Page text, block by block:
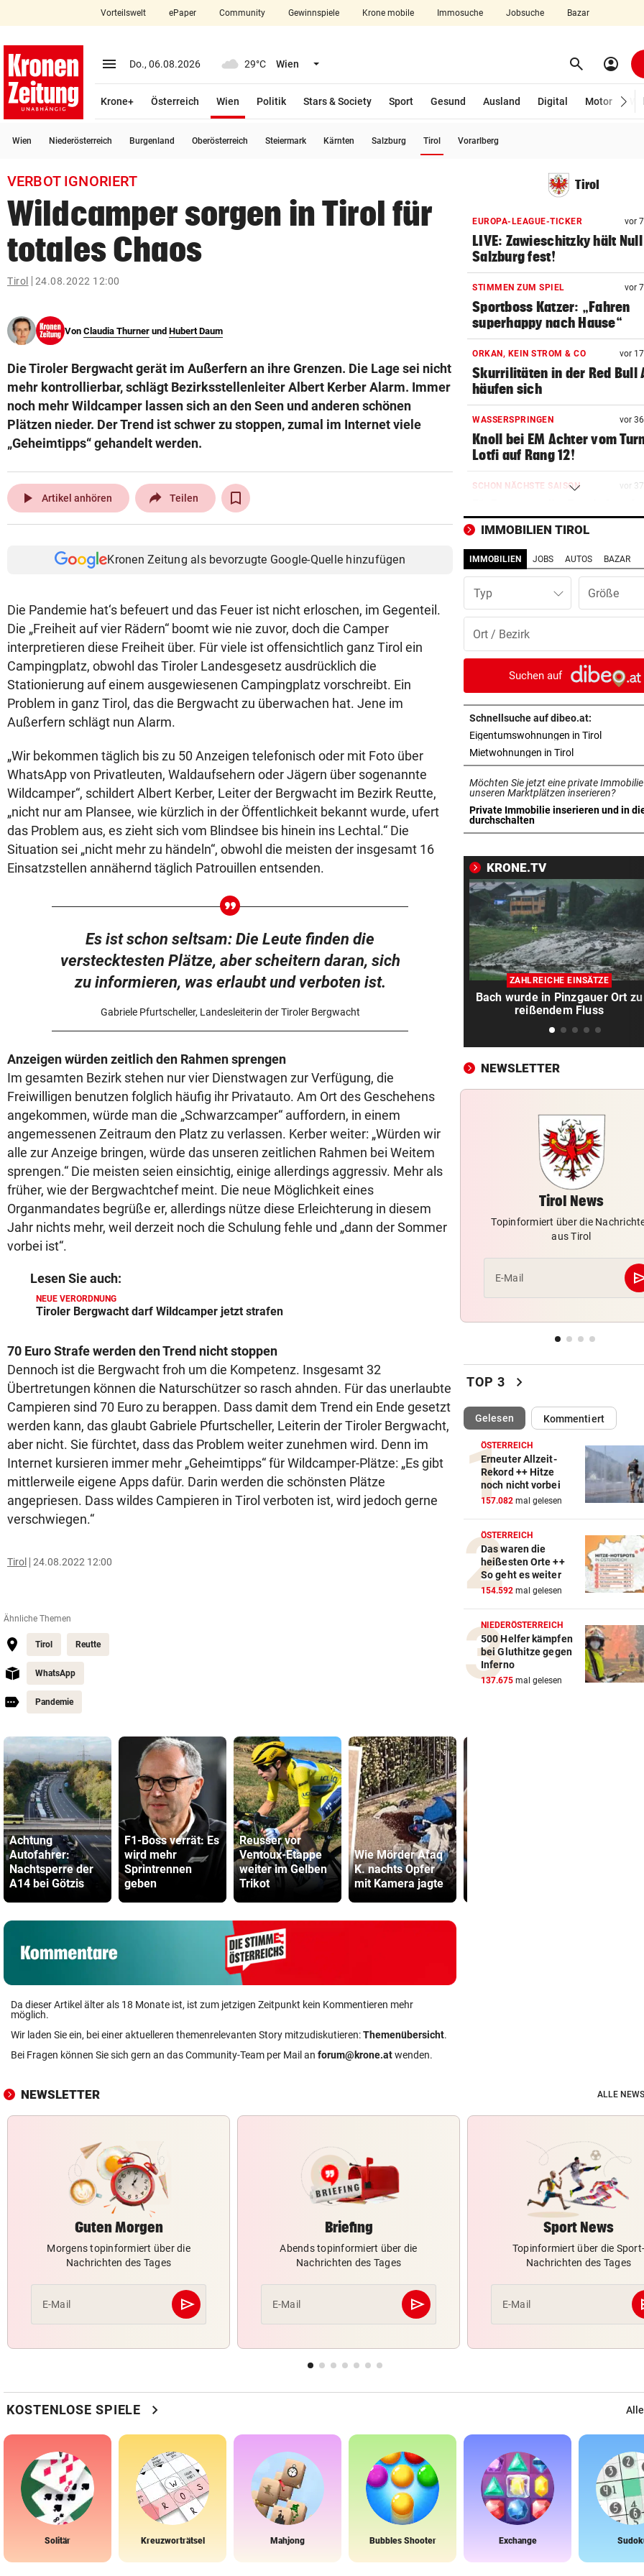
closeSchließen
account_circle Anmelden
arrow_right
bookmark
search
Suchbegriff
eingeben
© Krone Multimedia GmbH & Co KG 2026
Vorteilswelt ePaper Community Gewinnspiele Krone mobile Immosuche Jobsuche Bazar
menu Menü aufklappen
Do., 06.08.2026 29°C Wien Menü aufklappen search Suchen
account_circle
Krone+ Österreich Wien
Politik
Stars & Society Sport Gesund Ausland Digital Motor
Wien Niederösterreich Burgenland Oberösterreich Steiermark Kärnten Salzburg Tirol Vorarlberg
VERBOT IGNORIERT
Wildcamper sorgen in Tirol für
totales Chaos
Tirol 24.08.2022 12:00
Von Claudia Thurner und Hubert Daum
Die Tiroler Bergwacht gerät im Außerfern an ihre Grenzen. Die Lage sei nicht
mehr kontrollierbar, schlägt Bezirksstellenleiter Albert Kerber Alarm. Immer
noch mehr Wildcamper lassen sich an den Seen und anderen schönen
Plätzen nieder. Der Trend ist schwer zu stoppen, zumal im Internet viele
„Geheimtipps“ gehandelt werden.
play_arrow Artikel anhören Teilen
Kronen Zeitung als bevorzugte Google-Quelle hinzufügen
Die Pandemie hat‘s befeuert und das Feuer ist nicht erloschen, im Gegenteil.
Die „Freiheit auf vier Rädern“ boomt wie nie zuvor, doch die Camper
interpretieren diese Freiheit über. Für viele ist offensichtlich ganz Tirol ein
Campingplatz, obwohl das Tiroler Landesgesetz ausdrücklich die
Stationierung auf einem ausgewiesenen Campingplatz vorschreibt. Ein
Problem in ganz Tirol, das die Bergwacht zu überwachen hat. Jene im
Außerfern schlägt nun Alarm.
„Wir bekommen täglich bis zu 50 Anzeigen telefonisch oder mit Foto über
WhatsApp von Privatleuten, Waldaufsehern oder Jägern über sogenannte
Wildcamper“, schildert Albert Kerber, Leiter der Bergwacht im Bezirk Reutte,
„nicht nur am Plansee, wie kürzlich in der Öffentlichkeit bekannt wurde, ufert
das Problem aus, es zieht sich vom Blindsee bis hinein ins Lechtal.“ Die
Situation sei „nicht mehr zu händeln“, obwohl die meisten der insgesamt 16
Einsatzstellen annähernd täglich Patrouillen entsenden.
Es ist schon seltsam: Die Leute finden die
verstecktesten Plätze, aber scheitern daran, sich
zu informieren, was erlaubt und verboten ist.
Gabriele Pfurtscheller, Landesleiterin der Tiroler Bergwacht
Anzeigen würden zeitlich den Rahmen sprengen
Im gesamten Bezirk stehen nur vier Dienstwagen zur Verfügung, die
Freiwilligen benutzen folglich häufig ihr Privatauto. Am Ort des Geschehens
angekommen, würde man die „Schwarzcamper“ auffordern, in einem
angemessenen Zeitraum den Platz zu verlassen. Kerber weiter: „Würden wir
alle zur Anzeige bringen, würde das unseren zeitlichen Rahmen bei Weitem
sprengen.“ Die meisten seien einsichtig, einige allerdings aggressiv. Mehr als
früher, wie der Bergwachtchef meint. Die neue Möglichkeit eines
Organmandates begrüße er, allerdings nütze diese Erleichterung in diesem
Jahr nichts mehr, weil derzeit noch die Schulung fehle und „dann der Sommer
vorbei ist“.
Lesen Sie auch:
NEUE VERORDNUNG
Tiroler Bergwacht darf Wildcamper jetzt strafen
70 Euro Strafe werden den Trend nicht stoppen
Dennoch ist die Bergwacht froh um die Kompetenz. Insgesamt 32
Übertretungen können die Naturschützer so rasch ahnden. Für das unerlaubte
Campieren sind 70 Euro zu berappen. Dass damit dem Trend ein Ende gesetzt
werden kann, das glaubt Gabriele Pfurtscheller, Leiterin der Tiroler Bergwacht,
aber nicht. Sie fürchtet, dass das Problem weiter zunehmen wird. Denn im
Internet kursieren immer mehr „Geheimtipps“ für Wildcamper-Plätze: „Es gibt
mittlerweile eigene Apps dafür. Darin werden die schönsten Plätze
angepriesen. Dass wildes Campieren in Tirol verboten ist, wird jedoch gerne
verschwiegen.“
Tirol 24.08.2022 12:00
Ähnliche Themen
Tirol Reutte
WhatsApp
Pandemie
Achtung
Autofahrer:
Nachtsperre der
A14 bei Götzis
F1-Boss verrät: Es
wird mehr
Sprintrennen
geben
Reusser vor
Ventoux-Etappe
weiter im Gelben
Trikot
Wie Mörder Afaq
K. nachts Opfer
mit Kamera jagte
Da dieser Artikel älter als 18 Monate ist, ist zum jetzigen Zeitpunkt kein Kommentieren mehr
möglich.
Wir laden Sie ein, bei einer aktuelleren themenrelevanten Story mitzudiskutieren:Themenübersicht.
Bei Fragen können Sie sich gern an das Community-Team per Mail an forum@krone.atwenden.
Tirol
EUROPA-LEAGUE-TICKER vor
LIVE: Zawieschitzky hält
Salzburg fest!
STIMMEN ZUM SPIEL vor
Sportboss Katzer: „Fahren
superhappy nach Hause“
ORKAN, KEIN STROM & CO vor
Skurrilitäten in der Red Bull
häufen sich
WASSERSPRINGEN vor
Knoll bei EM Achter vom
Lotfi auf Rang 12!
SCHON NÄCHSTE SAISON vor
Sprintrennen geben
FREISPRÜCHE REGEN AUF
Katzentöter-Anwalt: „Nie
Hass begegnet“
TRUMP DROHT: vor
Lange Haftstrafen für
über Waffenengpässe
vor
Sieg! Austria stößt die Tür
Play-off weit auf
MITTEN IN HITZEWELLE
Irre! Salzburg – Pafos wegen
Sintflut unterbrochen
RADSPORT vor
Reusser vor Ventoux-Etappe
KEIN ARSENAL-WECHSEL vor
Vinicius Jr. verlängert bei
Madrid bis 2032
UKRAINISCHER ANGRIFF? vor
Vor Oman havarierter
Ölkatastrophe droht
„VERSTEHE ICH NICHT“
ÖFB-Kicker Wimmer packt
Morddrohungen aus
zum FC Barcelona
2 JAHRE LANG GETESTET
Drei Steirer tüfteln an der
„In der Wohnung war es
CONFERENCE LEAGUE vor 3
Später Doppelschlag fixiert
Warten auf Hitze-Hilfen der
Regierung geht weiter
42,2 GRAD!
Auch in der Slowakei neuer
Allzeit-Rekord
WAS FÜR EINE KLATSCHE! vor
TV-Star geht mit Kanzler
IMMOBILIEN TIROL
IMMOBILIEN JOBS AUTOS BAZAR
Typ
Suchen auf
Schnellsuche auf dibeo.at:
Eigentumswohnungen in Tirolin neuem
Mietwohnungen in Tirolin neuem Tab
Möchten Sie jetzt eine private
unseren Marktplätzen inserieren?
Private Immobilie inserieren und in
durchschalten
in neuem Tab öffnen
KRONE.TV
ZAHLREICHE EINSÄTZE
Bach wurde in Pinzgauer Ort zu
reißendem Fluss
NEWSLETTER
Tirol News
Topinformiert über die
aus Tirol
E-Mail
TOP 3 chevron_right
Gelesen(ausgewählt)Kommentiert
ÖSTERREICH
Erneuter Allzeit-
Rekord ++ Hitze
noch nicht vorbei
157.082 mal gelesen
ÖSTERREICH
Das waren die
heißesten Orte ++
So geht es weiter
154.592 mal gelesen
NIEDERÖSTERREICH
500 Helfer kämpfen
bei Gluthitze gegen
Inferno
137.675 mal gelesen
NEWSLETTER ALLE
Guten Morgen
Morgens topinformiert über die
Nachrichten des Tages
E-Mail send
Abschicken
Briefing
Abends topinformiert über die
Nachrichten des Tages
E-Mail send
Abschicken
Sport News
Topinformiert über die Sport-
Nachrichten des Tages
E-Mail
KOSTENLOSE SPIELE chevron_right
Solitär Kreuzworträtsel Mahjong Bubbles Shooter Exchange